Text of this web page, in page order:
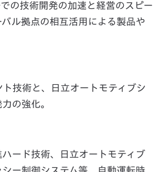
の技術開発の加速と経営のスピー
ル拠点の相互活用による製品や
技術と、日立オートモティブシ
の強化。
ード技術、日立オートモティブ